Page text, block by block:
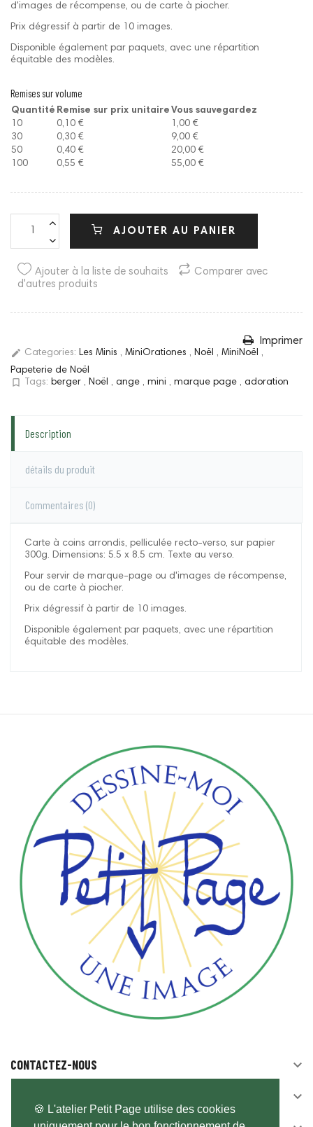
🍪 L'atelier Petit Page utilise des cookies
d'images de récompense, ou de carte à piocher.
Prix dégressif à partir de 10 images.
Disponible également par paquets, avec une répartition
équitable des modèles.
Remises sur volume
Quantité Remise sur prix unitaire Vous sauvegardez
10
0,10 €
1,00 €
30
0,30 €
9,00 €
50
0,40 €
20,00 €
100
0,55 € 55,00 €
AJOUTER AU PANIER
Ajouter à la liste de souhaits
Comparer avec
d'autres produits
Imprimer
edit Categories: Les Minis , MiniOrationes , Noël , MiniNoël ,
Papeterie de Noël
bookmark_border Tags: berger , Noël , ange , mini , marque page , adoration
Description
détails du produit
Commentaires (0)
Carte à coins arrondis, pelliculée recto-verso, sur papier
300g. Dimensions: 5.5 x 8.5 cm. Texte au verso.
Pour servir de marque-page ou d'images de récompense,
ou de carte à piocher.
Prix dégressif à partir de 10 images.
Disponible également par paquets, avec une répartition
équitable des modèles.
CONTACTEZ-NOUS 
